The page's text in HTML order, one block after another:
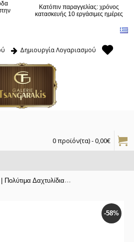
Κατόπιν παραγγελίας: χρόνος
κατασκευής 10 εργάσιμες ημέρες
Δημιουργία Λογαριασμού
0 προϊόν(τα) - 0,00€
| Πολύτιμα Δαχτυλίδια |Δαχτυλίδι της
-58%